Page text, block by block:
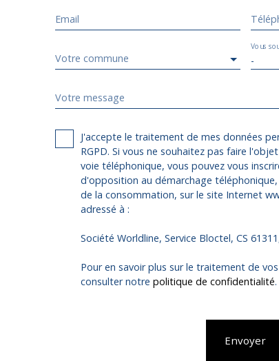
Email
Votre commune -
Vous
Votre message
J'accepte le traitement de mes données
RGPD. Si vous ne souhaitez pas faire
voie téléphonique, vous pouvez vous
d'opposition au démarchage
de la consommation, sur le site Internet
adressé à :
Société Worldline, Service Bloctel, CS
Pour en savoir plus sur le traitement de
consulter notre politique de confidentialité.
Envoyer